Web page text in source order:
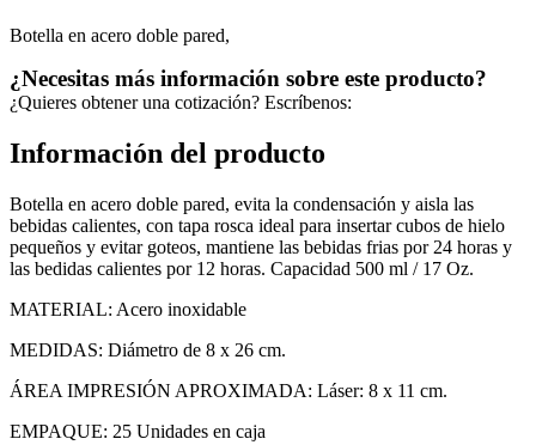
Botella en acero doble pared,
¿Necesitas más información sobre este producto?
¿Quieres obtener una cotización? Escríbenos:
Información del producto
Botella en acero doble pared, evita la condensación y aisla las
bebidas calientes, con tapa rosca ideal para insertar cubos de hielo
pequeños y evitar goteos, mantiene las bebidas frias por 24 horas y
las bedidas calientes por 12 horas. Capacidad 500 ml / 17 Oz.
MATERIAL: Acero inoxidable
MEDIDAS: Diámetro de 8 x 26 cm.
ÁREA IMPRESIÓN APROXIMADA: Láser: 8 x 11 cm.
EMPAQUE: 25 Unidades en caja